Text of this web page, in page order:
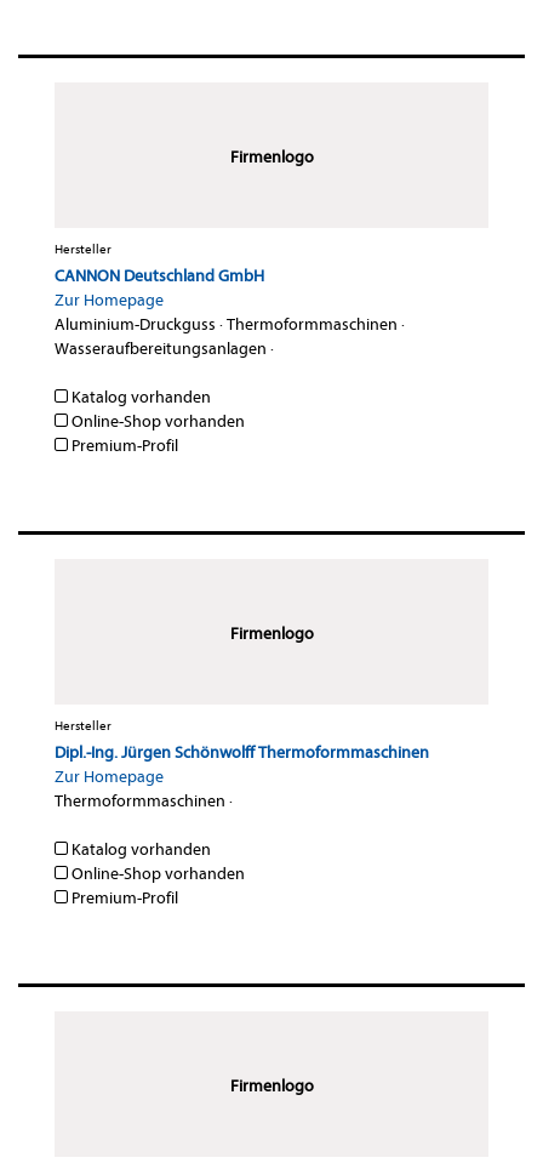
Firmenlogo
Hersteller
CANNON Deutschland GmbH
Zur Homepage
Aluminium-Druckguss ·Thermoformmaschinen ·
Wasseraufbereitungsanlagen ·
Katalog vorhanden
Online-Shop vorhanden
Premium-Profil
Firmenlogo
Hersteller
Dipl.-Ing. Jürgen Schönwolff Thermoformmaschinen
Zur Homepage
Thermoformmaschinen ·
Katalog vorhanden
Online-Shop vorhanden
Premium-Profil
Firmenlogo